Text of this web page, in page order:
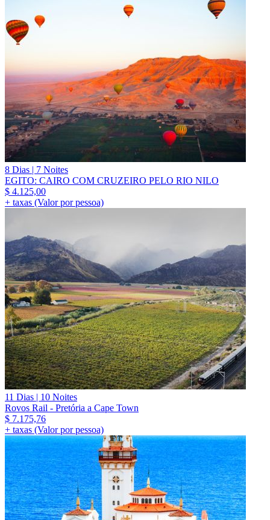
8 Dias | 7 Noites
EGITO: CAIRO COM CRUZEIRO PELO RIO NILO
$ 4.125,00
+ taxas (Valor por pessoa)
11 Dias | 10 Noites
Rovos Rail - Pretória a Cape Town
$ 7.175,76
+ taxas (Valor por pessoa)